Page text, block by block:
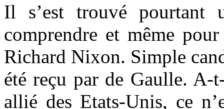
Il s’est trouvé pourtant
comprendre et même
Richard Nixon. Simple
été reçu par de Gaulle.
allié des Etats-Unis, ce